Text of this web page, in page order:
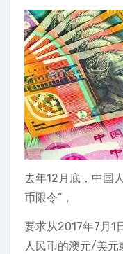
去年12月底，中国
币限令”，
要求从2017年7月1
人民币的澳元/美元